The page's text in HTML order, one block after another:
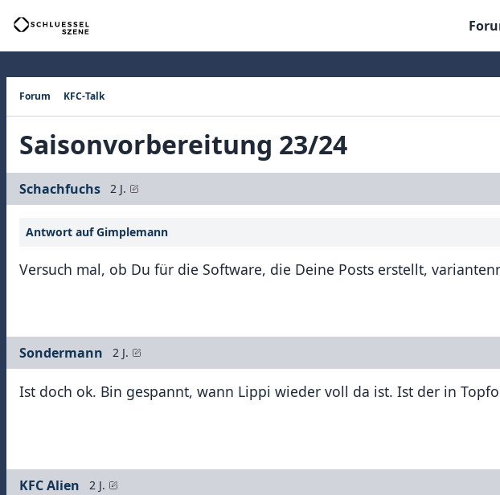
Forum KFC-Talk
Saisonvorbereitung 23/24
Schachfuchs 2 J.
Antwort auf Gimplemann
Versuch mal, ob Du für die Software, die Deine Posts erstellt,
Sondermann 2 J.
Ist doch ok. Bin gespannt, wann Lippi wieder voll da ist. Ist der in
KFC Alien 2 J.